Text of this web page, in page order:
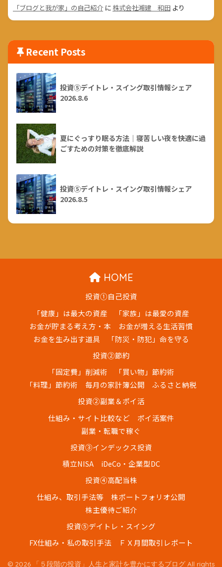
「ブログと我が家」の自己紹介 に 株式会社湘建 和田 より
Recent Posts
投資⑤デイトレ・スイング取引情報シェア
2026.8.6
夏にぐっすり眠る方法｜寝苦しい夜を快適に過
ごすための対策を徹底解説
投資⑤デイトレ・スイング取引情報シェア
2026.8.5
HOME
投資①自己投資
「健康」は最大の資産
「家族」は最愛の資産
お金が貯まる考え方・本
お金が増える生活習慣
お金を生み出す道具
「防災・防犯」命を守る
投資②節約
「固定費」削減術
「買い物」節約術
「料理」節約術
毎月の家計簿公開
ふるさと納税
投資②副業＆ポイ活
仕組み・サイト比較など
ポイ活案件
副業・転職で稼ぐ
投資③インデックス投資
積立NISA
iDeCo・企業型DC
投資④高配当株
仕組み、取引手法等
株ポートフォリオ公開
株主優待ご紹介
投資⑤デイトレ・スイング
FX仕組み・私の取引手法
ＦＸ月間取引レポート
© 2026 「５段階の投資」人生と家計を豊かにするブログ All rights